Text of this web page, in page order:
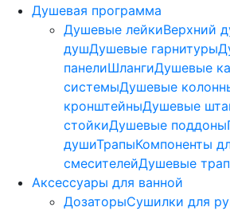
Душевая программа
Душевые лейкиВерхний
душДушевые гарнитуры
панелиШлангиДушевые
системыДушевые
кронштейныДушевые
стойкиДушевые поддоны
душиТрапыКомпоненты
смесителейДушевые
Аксессуары для ванной
ДозаторыСушилки для